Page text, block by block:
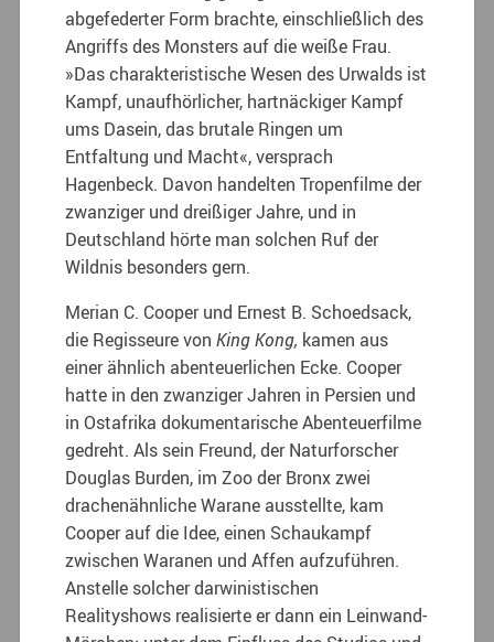
abgefederter Form brachte, einschließlich des
Angriffs des Monsters auf die weiße Frau.
»Das charakteristische Wesen des Urwalds ist
Kampf, unaufhörlicher, hartnäckiger Kampf
ums Dasein, das brutale Ringen um
Entfaltung und Macht«, versprach
Hagenbeck. Davon handelten Tropenfilme der
zwanziger und dreißiger Jahre, und in
Deutschland hörte man solchen Ruf der
Wildnis besonders gern.
Merian C. Cooper und Ernest B. Schoedsack,
die Regisseure vonKing Kong, kamen aus
einer ähnlich abenteuerlichen Ecke. Cooper
hatte in den zwanziger Jahren in Persien und
in Ostafrika dokumentarische Abenteuerfilme
gedreht. Als sein Freund, der Naturforscher
Douglas Burden, im Zoo der Bronx zwei
drachenähnliche Warane ausstellte, kam
Cooper auf die Idee, einen Schaukampf
zwischen Waranen und Affen aufzuführen.
Anstelle solcher darwinistischen
Realityshows realisierte er dann ein Leinwand-